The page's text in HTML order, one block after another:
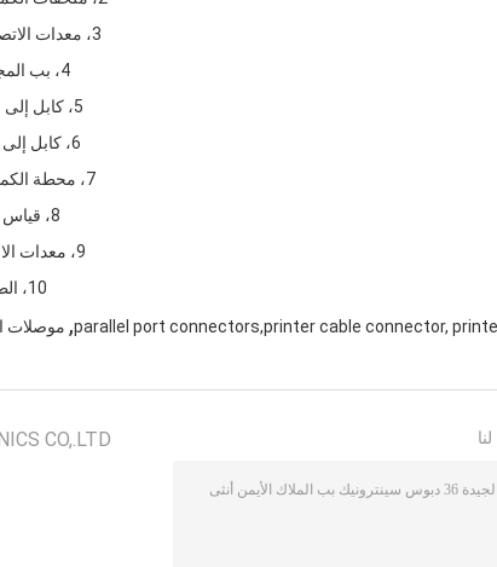
3، معدات الاتصالات
4، بب المجلس
5، كابل إلى لوحة
6، كابل إلى كابل
7، محطة الكمبيوتر
8، قياس البعد
9، معدات الاختبار
10، الطابعة
parallel port connectors,printer cable connector,
, موصلات
CO,.LTD